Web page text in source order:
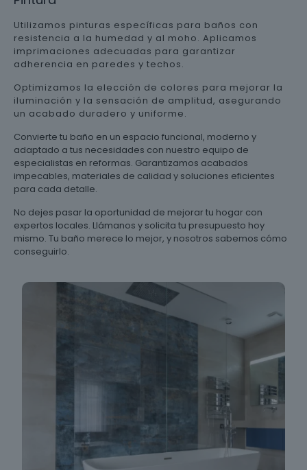
Utilizamos pinturas específicas para baños con
resistencia a la humedad y al moho. Aplicamos
imprimaciones adecuadas para garantizar
adherencia en paredes y techos.
Optimizamos la elección de colores para mejorar la
iluminación y la sensación de amplitud, asegurando
un acabado duradero y uniforme.
Convierte tu baño en un espacio funcional, moderno y
adaptado a tus necesidades con nuestro equipo de
especialistas en reformas. Garantizamos acabados
impecables, materiales de calidad y soluciones eficientes
para cada detalle.
No dejes pasar la oportunidad de mejorar tu hogar con
expertos locales. Llámanos y solicita tu presupuesto hoy
mismo. Tu baño merece lo mejor, y nosotros sabemos cómo
conseguirlo.